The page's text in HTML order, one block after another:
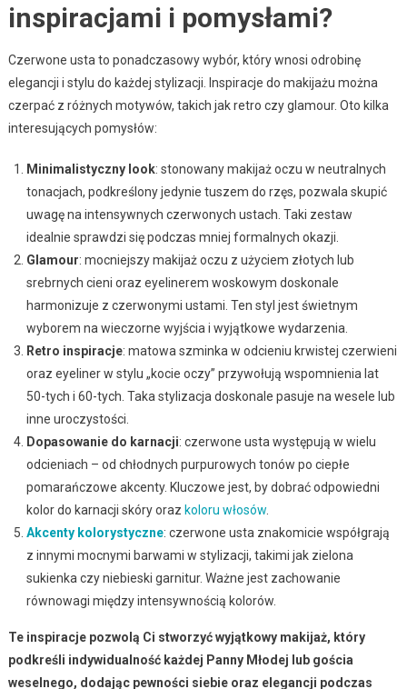
inspiracjami i pomysłami?
Czerwone usta to ponadczasowy wybór, który wnosi odrobinę
elegancji i stylu do każdej stylizacji. Inspiracje do makijażu można
czerpać z różnych motywów, takich jak retro czy glamour. Oto kilka
interesujących pomysłów:
Minimalistyczny look: stonowany makijaż oczu w neutralnych
tonacjach, podkreślony jedynie tuszem do rzęs, pozwala skupić
uwagę na intensywnych czerwonych ustach. Taki zestaw
idealnie sprawdzi się podczas mniej formalnych okazji.
Glamour: mocniejszy makijaż oczu z użyciem złotych lub
srebrnych cieni oraz eyelinerem woskowym doskonale
harmonizuje z czerwonymi ustami. Ten styl jest świetnym
wyborem na wieczorne wyjścia i wyjątkowe wydarzenia.
Retro inspiracje: matowa szminka w odcieniu krwistej czerwieni
oraz eyeliner w stylu „kocie oczy” przywołują wspomnienia lat
50-tych i 60-tych. Taka stylizacja doskonale pasuje na wesele lub
inne uroczystości.
Dopasowanie do karnacji: czerwone usta występują w wielu
odcieniach – od chłodnych purpurowych tonów po ciepłe
pomarańczowe akcenty. Kluczowe jest, by dobrać odpowiedni
kolor do karnacji skóry oraz koloru włosów.
Akcenty kolorystyczne: czerwone usta znakomicie współgrają
z innymi mocnymi barwami w stylizacji, takimi jak zielona
sukienka czy niebieski garnitur. Ważne jest zachowanie
równowagi między intensywnością kolorów.
Te inspiracje pozwolą Ci stworzyć wyjątkowy makijaż, który
podkreśli indywidualność każdej Panny Młodej lub gościa
weselnego, dodając pewności siebie oraz elegancji podczas